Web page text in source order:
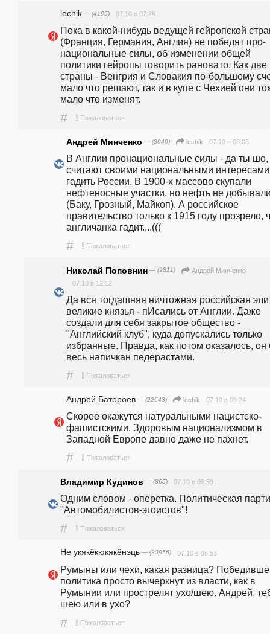
lechik — (4195) 07.10 в 07:26
Пока в какой-нибудь ведущей гейропской
(Франция, Германия, Англия) не победят про-
национальные силы, об изменении общей
политики гейропы говорить рановато. Как две
страны - Венгрия и Словакия по-большому
мало что решают, так и в купе с Чехией они
мало что изменят.
# ! Пожаловаться
Андрей Минченко — (3040) lechik 07.10 в 08:05
В Англии пронациональные силы - да ты шо,
считают своими национальными интересами
гадить России. В 1900-х массово скупали
нефтеносные участки, но нефть не
(Баку, Грозный, Майкоп). А российское
правительство только к 1915 году прозрело,
англичанка гадит....(((
# ! Пожаловаться
Николай Поповнин — (9811)
Андрей Минченко
07.10 в 12:12
Да вся тогдашняя ничтожная российская
великие князья - пИсались от Англии. Даже
создали для себя закрытое общество -
"Английский клуб", куда допускались только
избранные. Правда, как потом оказалось,
весь напичкан педерастами.
# ! Пожаловаться
Андрей Батороев — (22643) lechik 07.10 в 09:24
Скорее окажутся натуральными нацистско-
фашистскими. Здоровым национализмом в
Западной Европе давно даже не пахнет.
# ! Пожаловаться
Владимир Кудинов — (865) 07.10 в 06:59
Одним словом - оперетка. Политическая
"Автомобилистов-эгоистов"!
# ! Пожаловаться
Не укякёкюкякёнэць — (93956) 07.10 в 06:53
Румыны или чехи, какая разница?
политика просто вычеркнут из власти, как в
Румынии или прострелят ухо/шею. Андрей,
шею или в ухо?
# ! Пожаловаться